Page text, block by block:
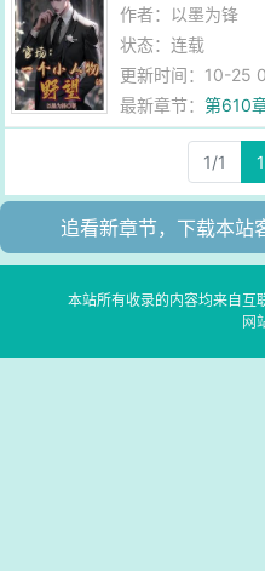
作者： 以墨为锋
状态：连载
更新时间：10-25
最新章节：第610
1/1 1
追看新章节，下载本站
本站所有收录的内容均来自互
网